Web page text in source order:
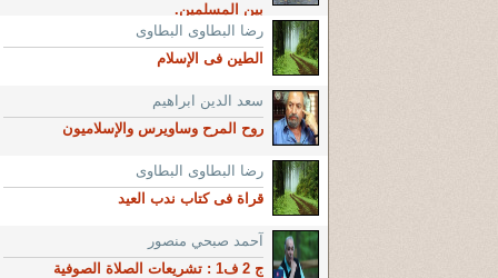
بين المسلمين.
رضا البطاوى البطاوى
الطين فى الإسلام
سعد الدين ابراهيم
روح المرح وساويرس والإسلاميون
رضا البطاوى البطاوى
قراة فى كتاب ندب العيد
آحمد صبحي منصور
ج 2 ف1 : تشريعات الصلاة الصوفية